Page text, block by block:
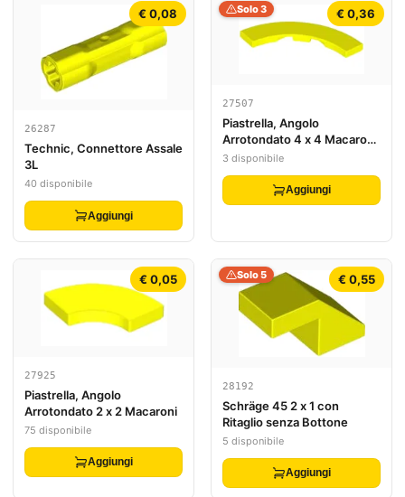
€ 0,08
26287
Technic, Connettore Assale
3L
40 disponibile
Aggiungi
€ 0,36
Solo 3
27507
Piastrella, Angolo
Arrotondato 4 x 4 Macaroni
Largo
3 disponibile
Aggiungi
€ 0,05
27925
Piastrella, Angolo
Arrotondato 2 x 2 Macaroni
75 disponibile
Aggiungi
€ 0,55
Solo 5
28192
Schräge 45 2 x 1 con
Ritaglio senza Bottone
5 disponibile
Aggiungi